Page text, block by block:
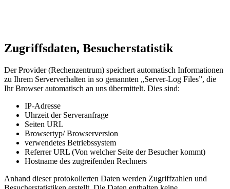
Zugriffsdaten, Besucherstatistik
Der Provider (Rechenzentrum) speichert automatisch Informationen
zu Ihrem Serververhalten in so genannten „Server-Log Files”, die
Ihr Browser automatisch an uns übermittelt. Dies sind:
IP-Adresse
Uhrzeit der Serveranfrage
Seiten URL
Browsertyp/ Browserversion
verwendetes Betriebssystem
Referrer URL (Von welcher Seite der Besucher kommt)
Hostname des zugreifenden Rechners
Anhand dieser protokolierten Daten werden Zugriffzahlen und